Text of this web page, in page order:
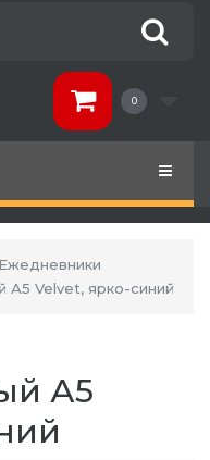
0
Ежедневники
А5 Velvet, ярко-синий
А5